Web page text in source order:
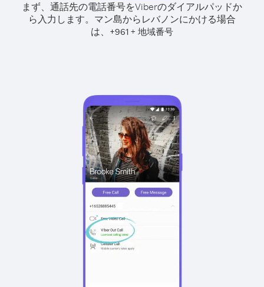
まず、通話先の電話番号をViberのダイアルパッドか
ら入力します。 マン島からレバノンにかける場合
は、 +961 + 地域番号